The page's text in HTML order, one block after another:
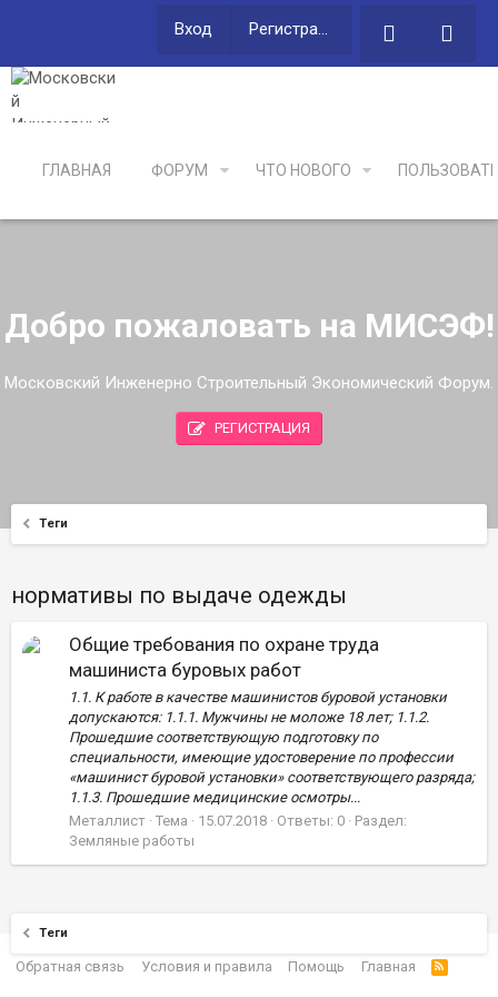
Вход Регистрация
ГЛАВНАЯ ФОРУМ ЧТО НОВОГО
Добро пожаловать на МИСЭФ!
Московский Инженерно Строительный Экономический Форум.
РЕГИСТРАЦИЯ
Теги
нормативы по выдаче одежды
Общие требования по охране труда
машиниста буровых работ
1.1. К работе в качестве машинистов буровой установки
допускаются: 1.1.1. Мужчины не моложе 18 лет; 1.1.2.
Прошедшие соответствующую подготовку по
специальности, имеющие удостоверение по профессии
«машинист буровой установки» соответствующего разряда;
1.1.3. Прошедшие медицинские осмотры...
Металлист Тема 15.07.2018 Ответы: 0
Раздел:
Земляные работы
Теги
Обратная связь Условия и правила Помощь Главная